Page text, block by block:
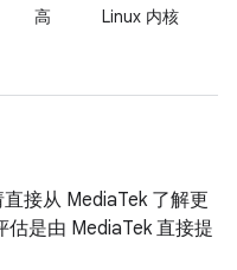
高 Linux 内核
接从 MediaTek 了解更
是由 MediaTek 直接提